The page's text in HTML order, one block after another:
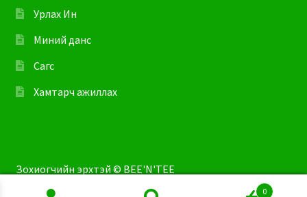
Урлах Ин
Миний данс
Сагс
Хамтарч ажиллах
Зохиогчийн эрхтэй © BEE'N'TEE
0